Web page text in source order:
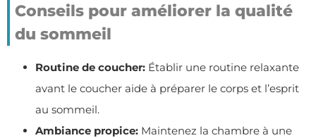
Conseils pour améliorer la qualité
du sommeil
Routine de coucher: Établir une routine relaxante
avant le coucher aide à préparer le corps et l’esprit
au sommeil.
Ambiance propice: Maintenez la chambre à une